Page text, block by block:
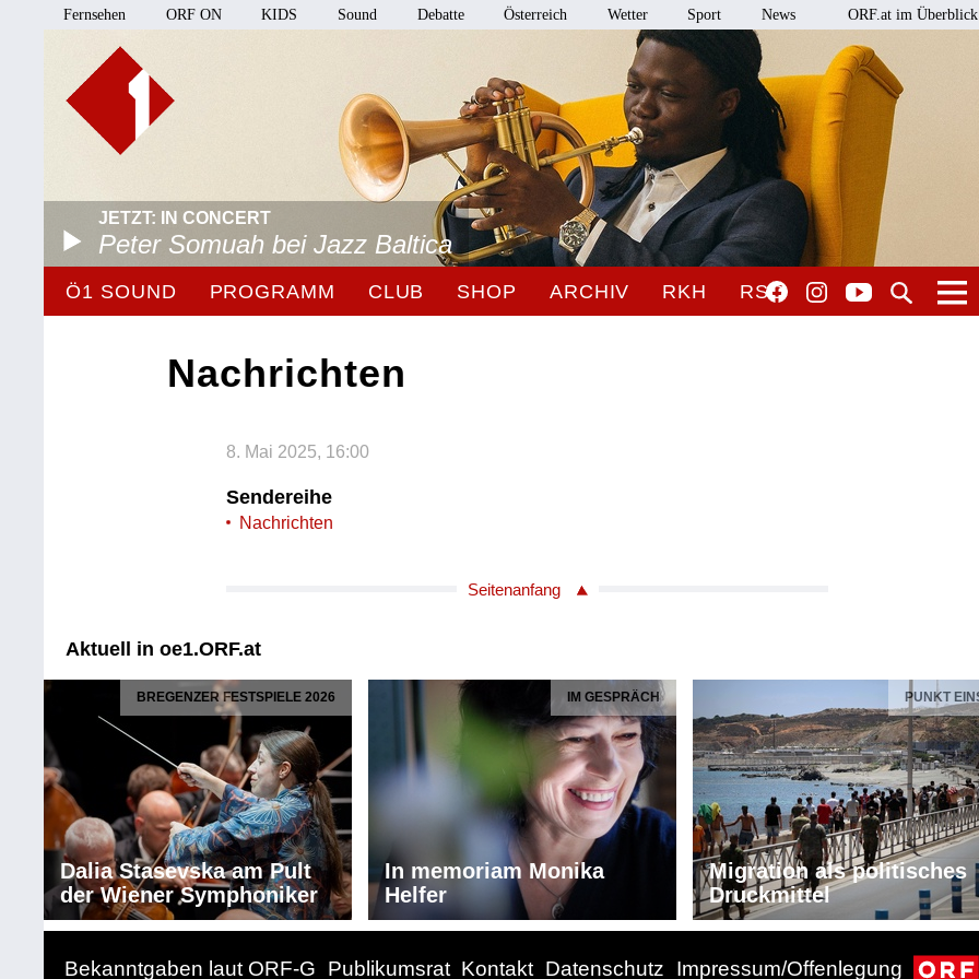
Fernsehen ORF ON KIDS Sound Debatte Österreich Wetter Sport News ORF.at im Überblick
JETZT: IN CONCERT
Peter Somuah bei Jazz Baltica
Ö1 SOUND PROGRAMM CLUB SHOP ARCHIV RKH RSO
Nachrichten
8. Mai 2025, 16:00
Sendereihe
Nachrichten
Seitenanfang
Aktuell in oe1.ORF.at
BREGENZER FESTSPIELE 2026
Dalia Stasevska am Pult
der Wiener Symphoniker
IM GESPRÄCH
In memoriam Monika
Helfer
PUNKT
Migration als politisches
Druckmittel
Bekanntgaben laut ORF-G Publikumsrat Kontakt Datenschutz Impressum/Offenlegung